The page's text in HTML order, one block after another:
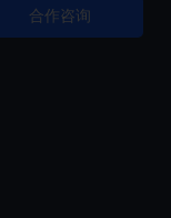
合作咨询